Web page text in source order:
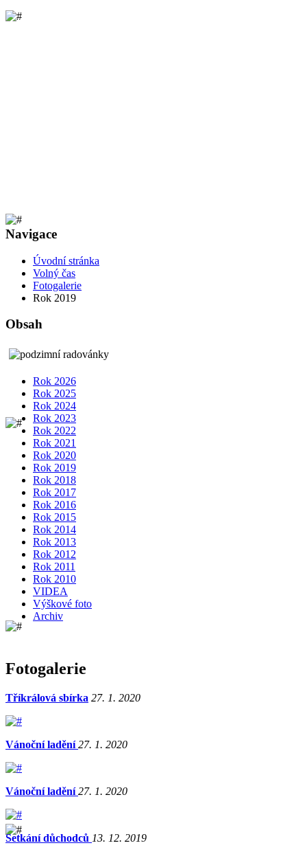
Navigace
Úvodní stránka
Volný čas
Fotogalerie
Rok 2019
Obsah
Rok 2026
Rok 2025
Rok 2024
Rok 2023
Rok 2022
Rok 2021
Rok 2020
Rok 2019
Rok 2018
Rok 2017
Rok 2016
Rok 2015
Rok 2014
Rok 2013
Rok 2012
Rok 2011
Rok 2010
VIDEA
Výškové foto
Archiv
Fotogalerie
Tříkrálová sbírka 27. 1. 2020
Vánoční ladění27. 1. 2020
Vánoční ladění27. 1. 2020
Setkání důchodců 13. 12. 2019